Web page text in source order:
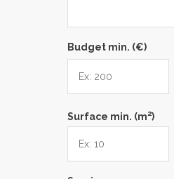
Budget min. (€)
Surface min. (m2)